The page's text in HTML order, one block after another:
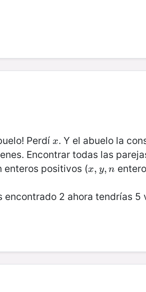
Perdíx
x. Y el abuelo la
Encontrar todas las
enteros positivos (x, y, n
x,y,n
2 ahora tendrías 5